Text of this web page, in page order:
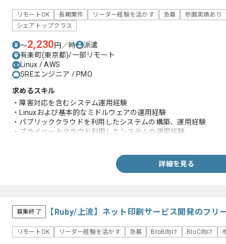
リモートOK 長期案件 リーダー経験を活かす 急募
参画実績あり
シェアトップクラス
〜2,230円／時
派遣
有楽町(東京都)/一部リモート
Linux / AWS
SREエンジニア / PMO
求めるスキル
・障害対応を含むシステム運用経験
・Linuxおよび基本的なミドルウェアの運用経験
・パブリッククラウドを利用したシステムの構築、運用経験
・プライベートクラウド利用したシステムの運用経験
・BtoB向けWebサービス保守、運用経験
詳細を見る
募集終了 【Ruby/上流】ネット印刷サービス開発のフリ
リモートOK リーダー経験を活かす 急募 BtoB向け BtoC向け